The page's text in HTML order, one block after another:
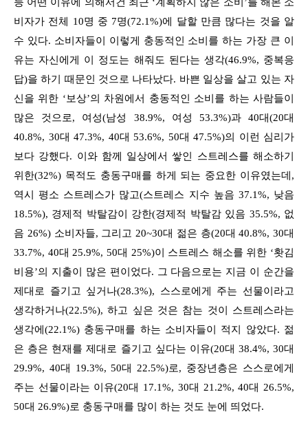
등 어떤 이유에 의해서건 최근 ‘계획하지 않은 소비’를 해본 소
비자가 전체 10명 중 7명(72.1%)에 달할 만큼 많다는 것을 알
수 있다. 소비자들이 이렇게 충동적인 소비를 하는 가장 큰 이
유는 자신에게 이 정도는 해줘도 된다는 생각(46.9%, 중복응
답)을 하기 때문인 것으로 나타났다. 바쁜 일상을 살고 있는 자
신을 위한 ‘보상’의 차원에서 충동적인 소비를 하는 사람들이
많은 것으로, 여성(남성 38.9%, 여성 53.3%)과 40대(20대
40.8%, 30대 47.3%, 40대 53.6%, 50대 47.5%)의 이런 심리가
보다 강했다. 이와 함께 일상에서 쌓인 스트레스를 해소하기
위한(32%) 목적도 충동구매를 하게 되는 중요한 이유였는데,
역시 평소 스트레스가 많고(스트레스 지수 높음 37.1%, 낮음
18.5%), 경제적 박탈감이 강한(경제적 박탈감 있음 35.5%, 없
음 26%) 소비자들, 그리고 20~30대 젊은 층(20대 40.8%, 30대
33.7%, 40대 25.9%, 50대 25%)이 스트레스 해소를 위한 ‘홧김
비용’의 지출이 많은 편이었다. 그 다음으로는 지금 이 순간을
제대로 즐기고 싶거나(28.3%), 스스로에게 주는 선물이라고
생각하거나(22.5%), 하고 싶은 것은 참는 것이 스트레스라는
생각에(22.1%) 충동구매를 하는 소비자들이 적지 않았다. 젊
은 층은 현재를 제대로 즐기고 싶다는 이유(20대 38.4%, 30대
29.9%, 40대 19.3%, 50대 22.5%)로, 중장년층은 스스로에게
주는 선물이라는 이유(20대 17.1%, 30대 21.2%, 40대 26.5%,
50대 26.9%)로 충동구매를 많이 하는 것도 눈에 띄었다.